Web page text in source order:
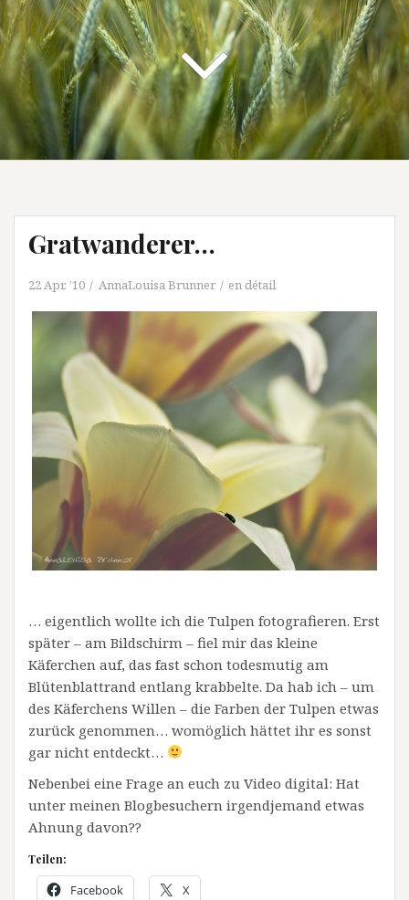
Gratwanderer…
22 Apr. ’10 AnnaLouisa Brunner en détail
… eigentlich wollte ich die Tulpen fotografieren. Erst
später – am Bildschirm – fiel mir das kleine
Käferchen auf, das fast schon todesmutig am
Blütenblattrand entlang krabbelte. Da hab ich – um
des Käferchens Willen – die Farben der Tulpen etwas
zurück genommen… womöglich hättet ihr es sonst
gar nicht entdeckt…
Nebenbei eine Frage an euch zu Video digital: Hat
unter meinen Blogbesuchern irgendjemand etwas
Ahnung davon??
Teilen:
Facebook X